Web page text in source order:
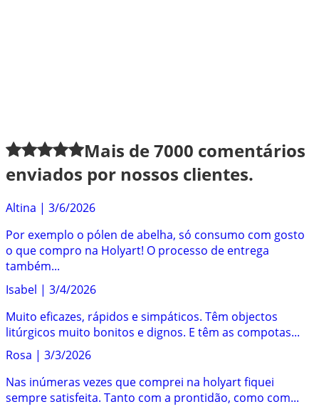
Mais de7000 comentários
enviados por nossos clientes.
Altina | 3/6/2026
Por exemplo o pólen de abelha, só consumo com gosto
o que compro na Holyart! O processo de entrega
também...
Isabel | 3/4/2026
Muito eficazes, rápidos e simpáticos. Têm objectos
litúrgicos muito bonitos e dignos. E têm as compotas...
Rosa | 3/3/2026
Nas inúmeras vezes que comprei na holyart fiquei
sempre satisfeita. Tanto com a prontidão, como com...